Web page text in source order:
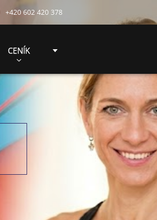
+420 602 420 378
CENÍK